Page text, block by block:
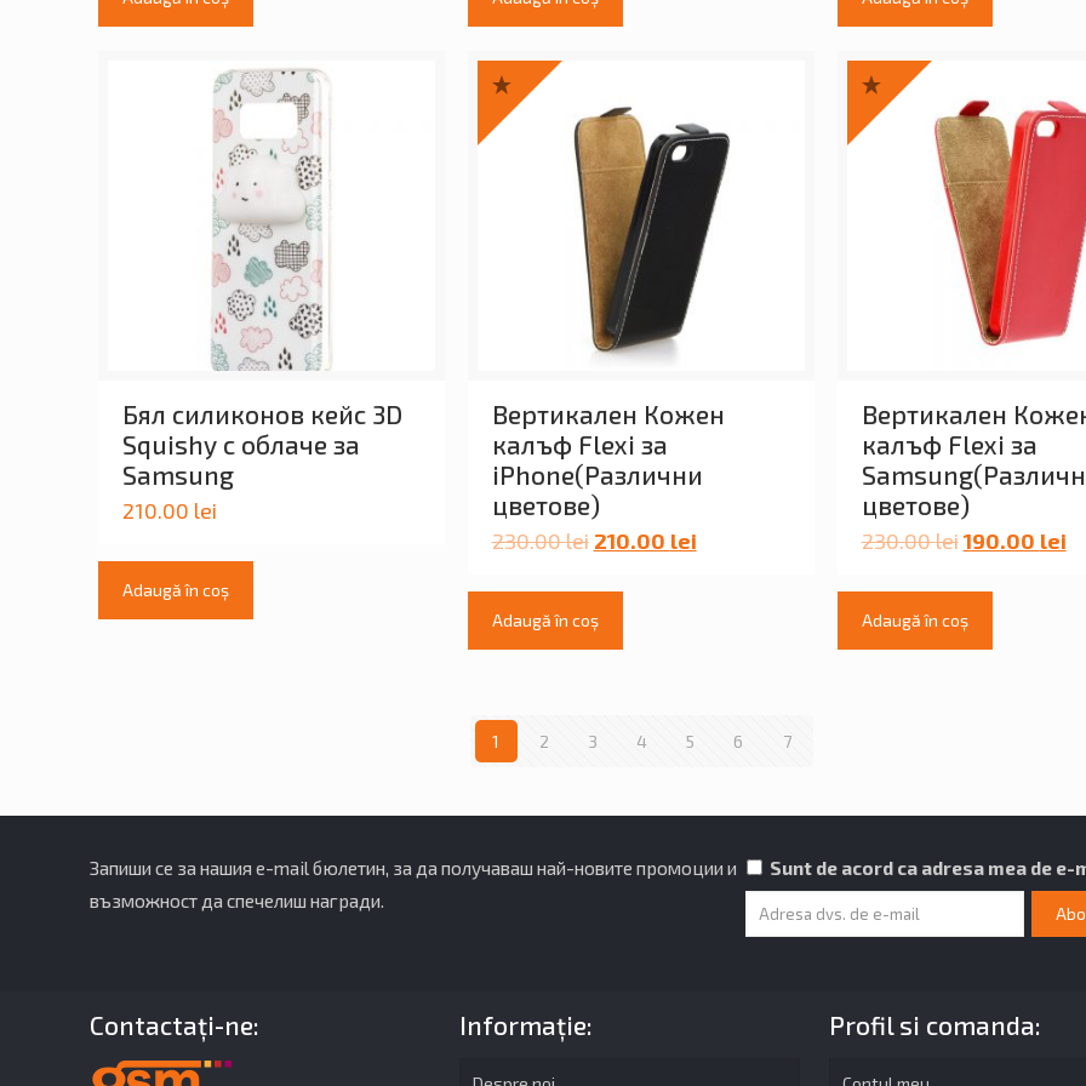
Бял силиконов кейс 3D
Squishy с облаче за
Samsung
210.00 lei
Adaugă în coș
Вертикален Кожен
калъф Flexi за
iPhone(Различни
цветове)
230.00lei 210.00 lei
Adaugă în coș
Вертикален
калъф Flexi за
цветове)
230.00lei 190.00 lei
Adaugă în coș
1 2 3 4 5 6 7
Запиши се за нашия e-mail бюлетин, за да получаваш най-новите промоции и
възможност да спечелиш награди.
Sunt de acord ca adresa mea de
Contactaţi-ne: Informație: Profil si comanda: